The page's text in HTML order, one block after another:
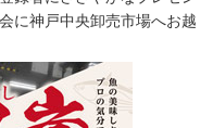
に神戸中央卸売市場へお越